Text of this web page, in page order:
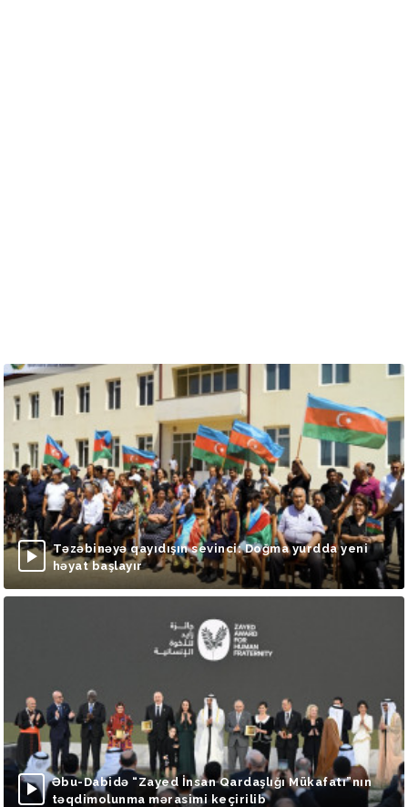
Təzəbinəyə qayıdışın sevinci: Doğma yurdda yeni
həyat başlayır
Əbu-Dabidə “Zayed İnsan Qardaşlığı Mükafatı”nın
təqdimolunma mərasimi keçirilib